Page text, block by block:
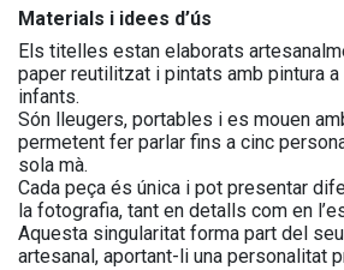
Materials i idees d’ús
Els titelles estan elaborats
paper reutilitzat i pintats amb pintura a
infants.
Són lleugers, portables i es mouen
permetent fer parlar fins a cinc
sola mà.
Cada peça és única i pot presentar
la fotografia, tant en detalls com en
Aquesta singularitat forma part del
artesanal, aportant-li una personalitat